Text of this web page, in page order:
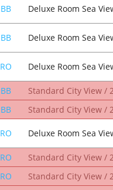
BB Deluxe Room Sea
BB Deluxe Room Sea
RO Deluxe Room Sea
BB Standard City View /
BB Standard City View /
RO Deluxe Room Sea
RO Standard City View /
RO Standard City View /